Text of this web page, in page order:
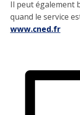
Il peut également
quand le service
www.cned.fr